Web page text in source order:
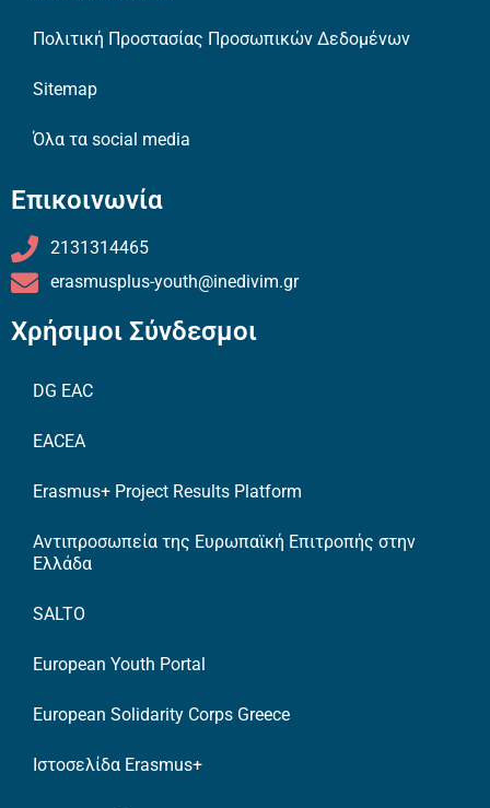
Πολιτική Προστασίας Προσωπικών Δεδομένων
Sitemap
Όλα τα social media
Επικοινωνία
2131314465
erasmusplus-youth@inedivim.gr
Χρήσιμοι Σύνδεσμοι
DG EAC
EACEA
Erasmus+ Project Results Platform
Αντιπροσωπεία της Ευρωπαϊκή Επιτροπής στην
Ελλάδα
SALTO
European Youth Portal
European Solidarity Corps Greece
Ιστοσελίδα Erasmus+